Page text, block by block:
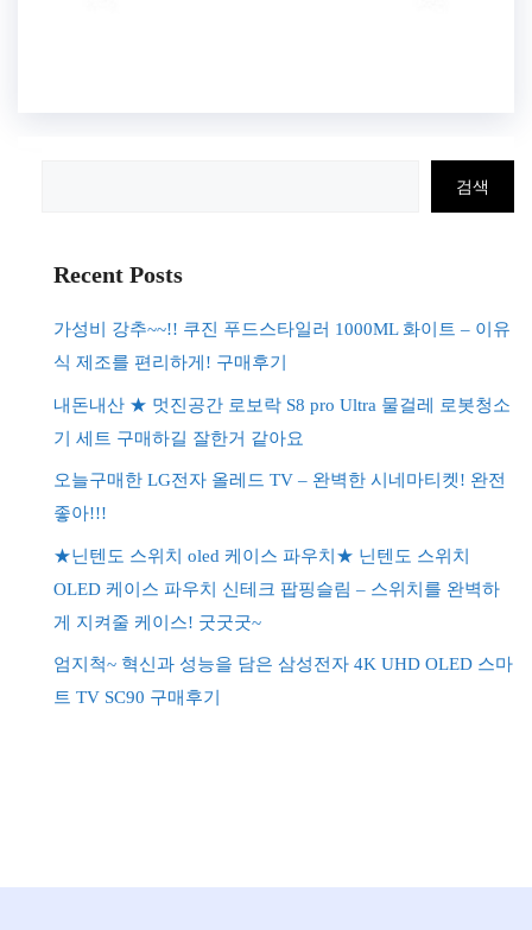
검색
Recent Posts
가성비 강추~~!! 쿠진 푸드스타일러 1000ML 화이트 – 이유
식 제조를 편리하게! 구매후기
내돈내산 ★ 멋진공간 로보락 S8 pro Ultra 물걸레 로봇청소
기 세트 구매하길 잘한거 같아요
오늘구매한 LG전자 올레드 TV – 완벽한 시네마티켓! 완전
좋아!!!
★닌텐도 스위치 oled 케이스 파우치★ 닌텐도 스위치
OLED 케이스 파우치 신테크 팝핑슬림 – 스위치를 완벽하
게 지켜줄 케이스! 굿굿굿~
엄지척~ 혁신과 성능을 담은 삼성전자 4K UHD OLED 스마
트 TV SC90 구매후기